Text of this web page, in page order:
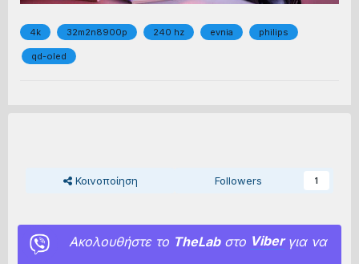
4k 32m2n8900p 240 hz evnia philips
qd-oled
Κοινοποίηση Followers 1
Ακολουθήστε το TheLabστο Viber για να